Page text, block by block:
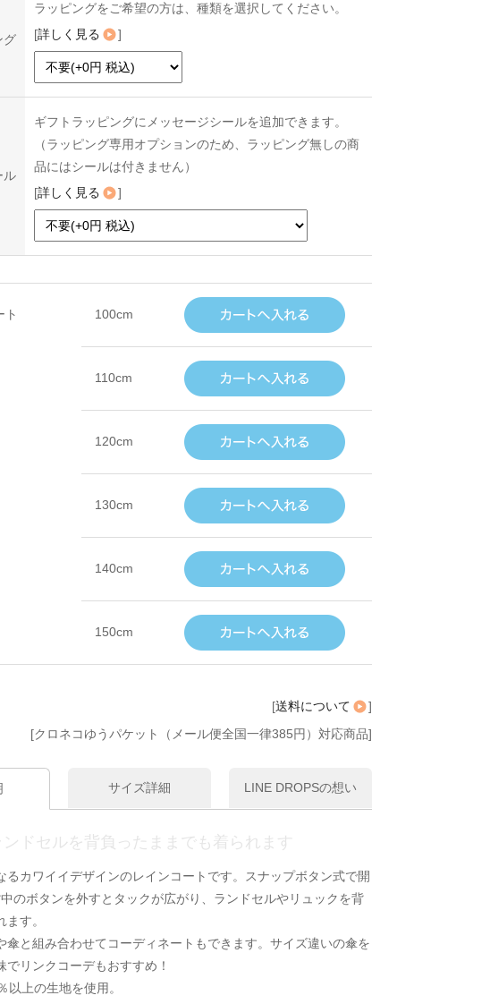
グ
ラッピングをご希望の方は、種類を選択してください。
[詳しく見る ]
ル
ギフトラッピングにメッセージシールを追加できます。
（ラッピング専用オプションのため、ラッピング無しの商
品にはシールは付きません）
[詳しく見る ]
ト 100cm
110cm
120cm
130cm
140cm
150cm
[送料について
]
[クロネコゆうパケット（メール便全国一律385円）対応商品]
サイズ詳細 LINE DROPSの想い
ンドセルを背負ったままでも着られます
るカワイイデザインのレインコートです。スナップボタン式で開
のボタンを外すとタックが広がり、ランドセルやリュックを背
す。
傘と組み合わせてコーディネートもできます。サイズ違いの傘を
でリンクコーデもおすすめ！
以上の生地を使用。